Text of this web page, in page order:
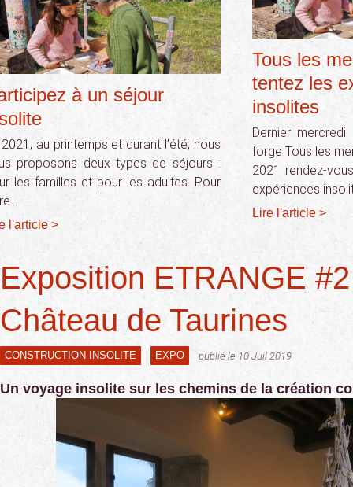
à un séjour
au printemps et durant l’été, nous
proposons deux types de séjours :
les familles et pour les adultes. Pour
l'article >
Tous les
tentez les
insolites
Dernier
forge Tous les
2021 rendez-
expériences
Lire l'article >
Exposition ETRANGE
Château de Taurines
CONSTRUCTION INSOLITE EXPO publié le 10 Juil 2019
Un voyage insolite sur les chemins de la création